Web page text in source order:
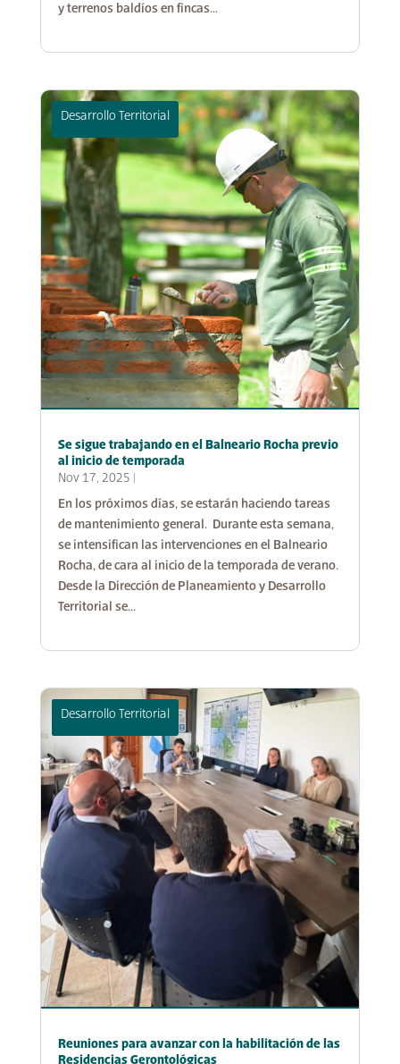
y terrenos baldíos en fincas...
Se sigue trabajando en el Balneario Rocha previo
al inicio de temporada
Nov 17, 2025
Desarrollo Territorial
En los próximos días, se estarán haciendo tareas
de mantenimiento general. Durante esta semana,
se intensifican las intervenciones en el Balneario
Rocha, de cara al inicio de la temporada de verano.
Desde la Dirección de Planeamiento y Desarrollo
Territorial se...
Reuniones para avanzar con la habilitación de las
Residencias Gerontológicas
Desarrollo Social
Desarrollo Territorial